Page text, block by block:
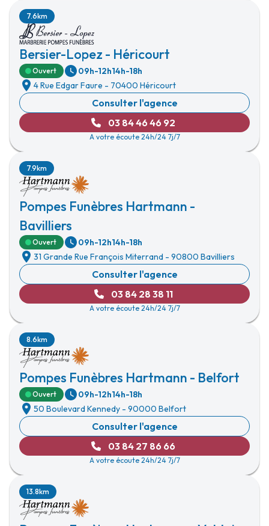
Bersier-Lopez - Héricourt
7.6km
Ouvert 09h-12h14h-18h
4 Rue Edgar Faure - 70400 Héricourt
Consulter l'agence
03 84 46 46 92
A votre écoute 24h/24 7j/7
Pompes Funèbres Hartmann -
Bavilliers
7.9km
Ouvert 09h-12h14h-18h
31 Grande Rue François Miterrand - 90800 Bavilliers
Consulter l'agence
03 84 28 38 11
A votre écoute 24h/24 7j/7
Pompes Funèbres Hartmann - Belfort
8.6km
Ouvert 09h-12h14h-18h
50 Boulevard Kennedy - 90000 Belfort
Consulter l'agence
03 84 27 86 66
A votre écoute 24h/24 7j/7
13.8km